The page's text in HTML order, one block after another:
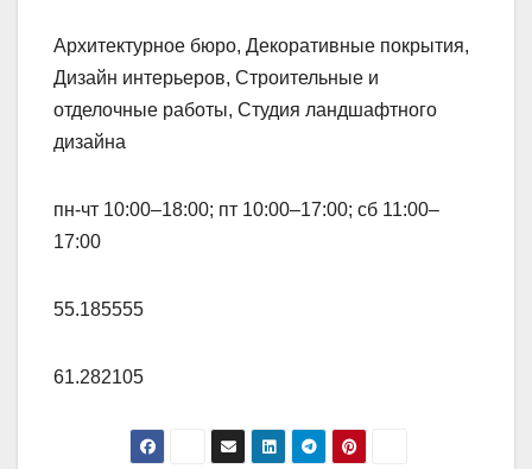
Архитектурное бюро, Декоративные покрытия,
Дизайн интерьеров, Строительные и
отделочные работы, Студия ландшафтного
дизайна
пн-чт 10:00–18:00; пт 10:00–17:00; сб 11:00–
17:00
55.185555
61.282105